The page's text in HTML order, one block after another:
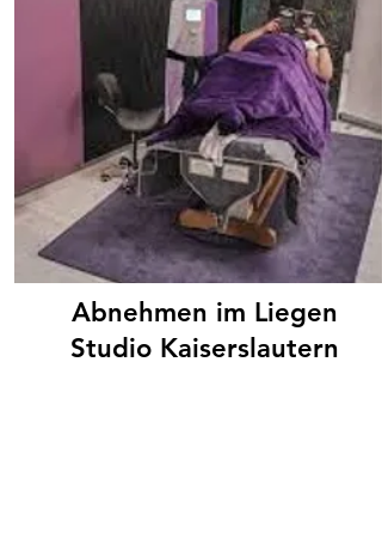
Abnehmen im Liegen
Studio Kaiserslautern